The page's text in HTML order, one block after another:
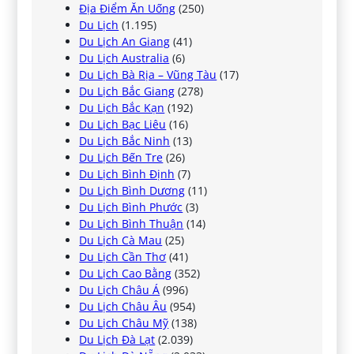
Địa Điểm Ăn Uống (250)
Du Lịch (1.195)
Du Lịch An Giang (41)
Du Lịch Australia (6)
Du Lịch Bà Rịa – Vũng Tàu (17)
Du Lịch Bắc Giang (278)
Du Lịch Bắc Kạn (192)
Du Lịch Bạc Liêu (16)
Du Lịch Bắc Ninh (13)
Du Lịch Bến Tre (26)
Du Lịch Bình Định (7)
Du Lịch Bình Dương (11)
Du Lịch Bình Phước (3)
Du Lịch Bình Thuận (14)
Du Lịch Cà Mau (25)
Du Lịch Cần Thơ (41)
Du Lịch Cao Bằng (352)
Du Lịch Châu Á (996)
Du Lịch Châu Âu (954)
Du Lịch Châu Mỹ (138)
Du Lịch Đà Lạt (2.039)